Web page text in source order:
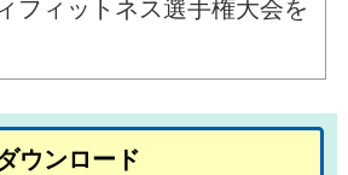
フィットネス選手権大会を
ウンロード